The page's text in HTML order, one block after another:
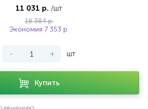
11 031 р. /шт
18 384 р.
Экономия 7 353 р.
- + шт
Купить